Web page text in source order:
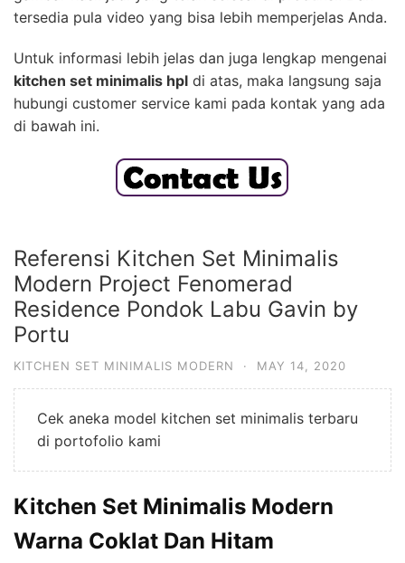
tersedia pula video yang bisa lebih memperjelas Anda.
Untuk informasi lebih jelas dan juga lengkap mengenai
kitchen set minimalis hpl di atas, maka langsung saja
hubungi customer service kami pada kontak yang ada
di bawah ini.
Referensi Kitchen Set Minimalis
Modern Project Fenomerad
Residence Pondok Labu Gavin by
Portu
KITCHEN SET MINIMALIS MODERN · MAY 14, 2020
Cek aneka model kitchen set minimalis terbaru
di portofolio kami
Kitchen Set Minimalis Modern
Warna Coklat Dan Hitam